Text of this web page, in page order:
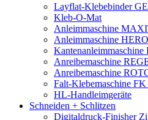
Layflat-Klebebinder
Kleb-O-Mat
Anleimmaschine
Anleimmaschine
Kantenanleimmaschine
Anreibemaschine
Anreibemaschine
Falt-Klebemaschine
HL-Handleimgeräte
Schneiden + Schlitzen
Digitaldruck-Finisher